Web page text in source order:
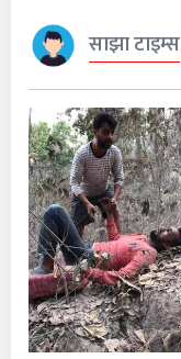
साझा टाइम्स